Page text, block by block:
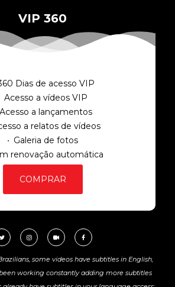
VIP 360
Dias de acesso VIP
Acesso a vídeos VIP
Acesso a lançamentos
a relatos de vídeos
Galeria de fotos
renovação automática
COMPRAR
some videos have subtitles in English,
working constantly adding more subtitles